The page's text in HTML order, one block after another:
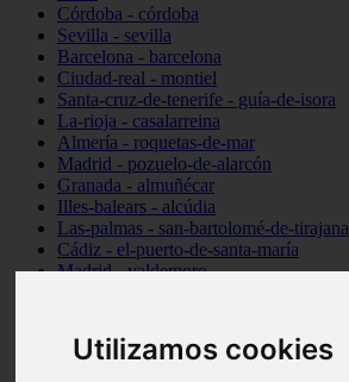
Utilizamos cookies
Córdoba - córdoba
Sevilla - sevilla
Barcelona - barcelona
Ciudad-real - montiel
Santa-cruz-de-tenerife - guía-de-isora
La-rioja - casalarreina
Almería - roquetas-de-mar
Madrid - pozuelo-de-alarcón
Granada - almuñécar
Illes-balears - alcúdia
Las-palmas - san-bartolomé-de-tirajana
Cádiz - el-puerto-de-santa-maría
Madrid - valdemoro
Cantabria - suances
Sevilla - bormujos